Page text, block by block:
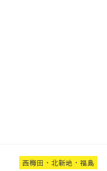
西梅田・北新地・福島